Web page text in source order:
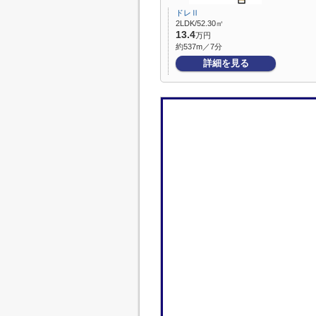
ドレⅡ
2LDK/52.30㎡
13.4万円
約537m／7分
詳細を見る